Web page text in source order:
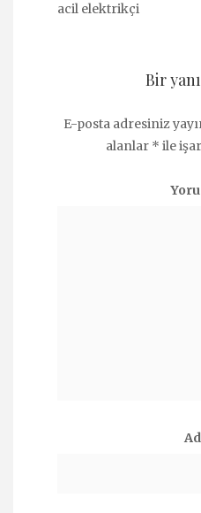
acil elektrikçi
Bir
E-posta adresiniz
alanlar * ile
Ad